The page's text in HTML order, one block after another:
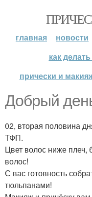
главная новости
как
прически и
Добрый
02, вторая половина
ТФП.
Цвет волос ниже плеч,
волос!
С вас готовность
тюльпанами!